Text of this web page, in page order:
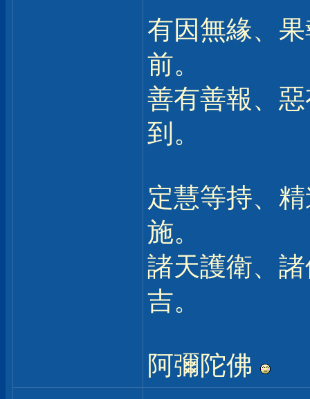
有因無緣、
前。
善有善報、
到。
定慧等持、
施。
諸天護衛、
吉。
阿彌陀佛